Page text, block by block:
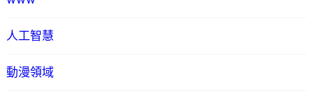
人工智慧
動漫領域